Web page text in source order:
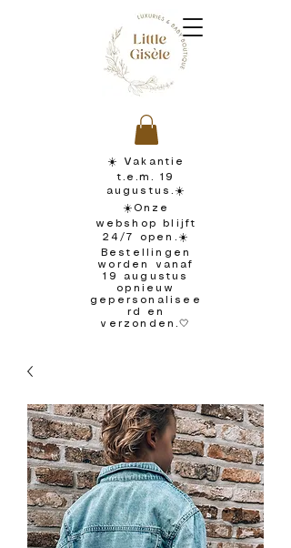
☀️ Vakantie
t.e.m. 19
augustus.☀️
☀️Onze
webshop blijft
24/7 open.☀️
Bestellingen
worden vanaf
19 augustus
opnieuw
gepersonalisee
rd en
verzonden.🤍